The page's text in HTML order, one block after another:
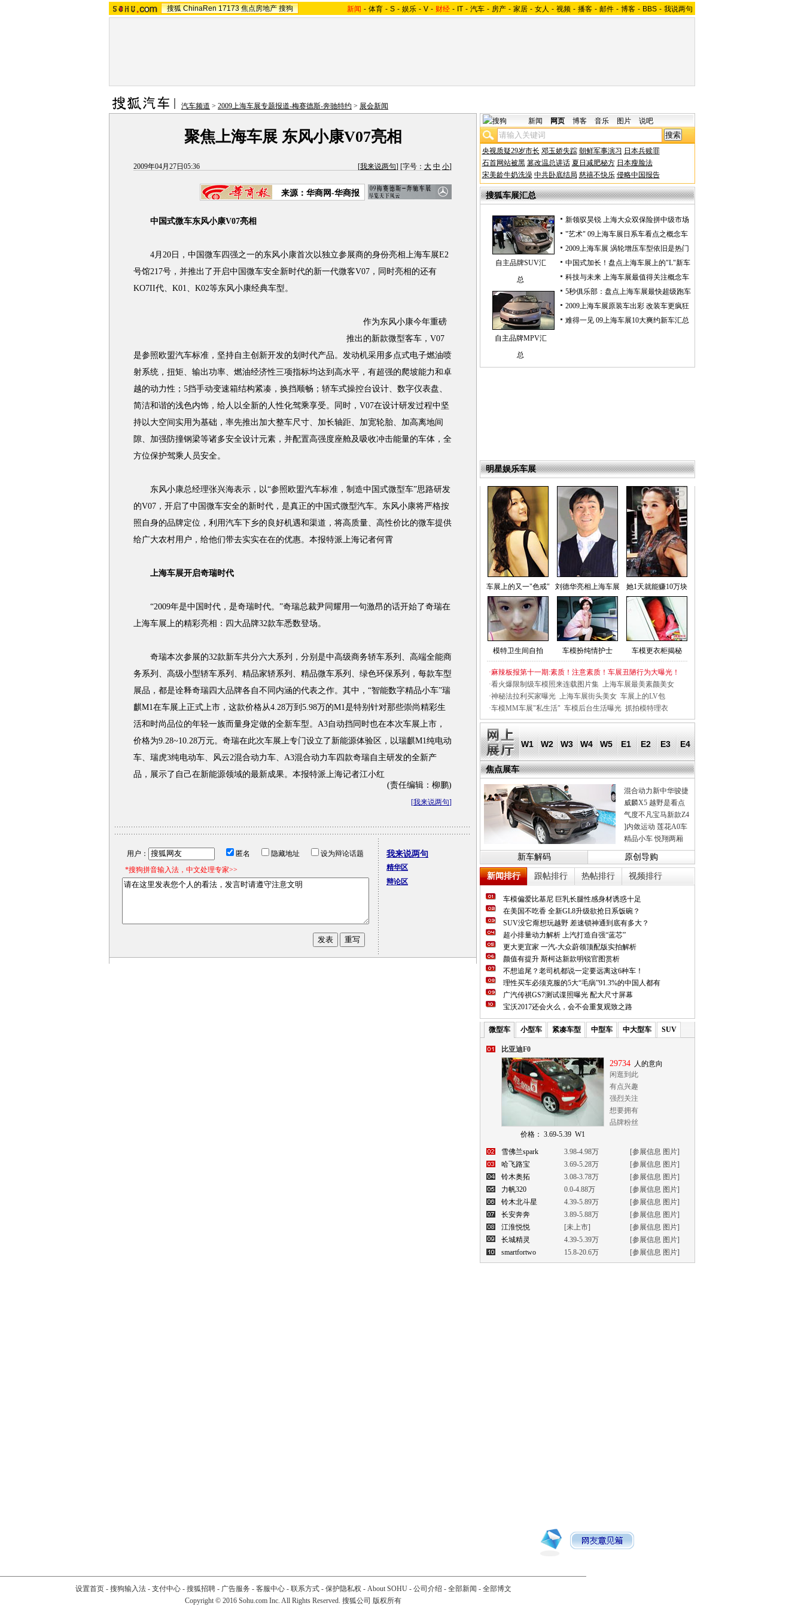
搜狐 ChinaRen 17173 焦点房地产 搜狗 新闻 - 体育 - S - 娱乐 - V - 财经 - IT - 汽车 - 房产 - 家居 - 女人 - 视频 - 播客 - 邮件 - 博客 - BBS - 我说两句
汽车频道 > 2009上海车展专题报道-梅赛德斯-奔驰特约 > 展会新闻
聚焦上海车展 东风小康V07亮相
2009年04月27日05:36 [我来说两句] [字号： 大 中 小]
来源：华商网-华商报
中国式微车东风小康V07亮相
4月20日，中国微车四强之一的东风小康首次以独立参展商的身份亮相上海车展E2
号馆217号，并推出了开启中国微车安全新时代的新一代微客V07，同时亮相的还有
KO7II代、K01、K02等东风小康经典车型。
作为东风小康今年重磅
推出的新款微型客车，V07
是参照欧盟汽车标准，坚持自主创新开发的划时代产品。发动机采用多点式电子燃油喷
射系统，扭矩、输出功率、燃油经济性三项指标均达到高水平，有超强的爬坡能力和卓
越的动力性；5挡手动变速箱结构紧凑，换挡顺畅；轿车式操控台设计、数字仪表盘、
简洁和谐的浅色内饰，给人以全新的人性化驾乘享受。同时，V07在设计研发过程中坚
持以大空间实用为基础，率先推出加大整车尺寸、加长轴距、加宽轮胎、加高离地间
隙、加强防撞钢梁等诸多安全设计元素，并配置高强度座舱及吸收冲击能量的车体，全
方位保护驾乘人员安全。
东风小康总经理张兴海表示，以“参照欧盟汽车标准，制造中国式微型车”思路研发
的V07，开启了中国微车安全的新时代，是真正的中国式微型汽车。东风小康将严格按
照自身的品牌定位，利用汽车下乡的良好机遇和渠道，将高质量、高性价比的微车提供
给广大农村用户，给他们带去实实在在的优惠。本报特派上海记者何霄
上海车展开启奇瑞时代
“2009年是中国时代，是奇瑞时代。”奇瑞总裁尹同耀用一句激昂的话开始了奇瑞在
上海车展上的精彩亮相：四大品牌32款车悉数登场。
奇瑞本次参展的32款新车共分六大系列，分别是中高级商务轿车系列、高端全能商
务系列、高级小型轿车系列、精品家轿系列、精品微车系列、绿色环保系列，每款车型
展品，都是诠释奇瑞四大品牌各自不同内涵的代表之作。其中，“智能数字精品小车”瑞
麒M1在车展上正式上市，这款价格从4.28万到5.98万的M1是特别针对那些崇尚精彩生
活和时尚品位的年轻一族而量身定做的全新车型。A3自动挡同时也在本次车展上市，
价格为9.28~10.28万元。奇瑞在此次车展上专门设立了新能源体验区，以瑞麒M1纯电动
车、瑞虎3纯电动车、风云2混合动力车、A3混合动力车四款奇瑞自主研发的全新产
品，展示了自己在新能源领域的最新成果。本报特派上海记者江小红
(责任编辑：柳鹏)
[我来说两句]
用户： 匿名 隐藏地址
设为辩论话题
*搜狗拼音输入法，中文处理专家>>
我来说两句
精华区
辩论区
新闻 网页 博客 音乐 图片 说吧
央视质疑29岁市长 邓玉娇失踪 朝鲜军事演习 日本兵赎罪
石首网站被黑 篡改温总讲话 夏日减肥秘方 日本瘦脸法
宋美龄牛奶洗澡 中共卧底结局 慈禧不快乐 侵略中国报告
搜狐车展汇总
自主品牌SUV汇
总
自主品牌MPV汇
总
新领驭昊锐 上海大众双保险拼中级市场
"艺术" 09上海车展日系车看点之概念车
2009上海车展 涡轮增压车型依旧是热门
中国式加长！盘点上海车展上的"L"新车
科技与未来 上海车展最值得关注概念车
5秒俱乐部：盘点上海车展最快超级跑车
2009上海车展原装车出彩 改装车更疯狂
难得一见 09上海车展10大爽约新车汇总
明星娱乐车展
车展上的又一"色戒" 刘德华亮相上海车展 她1天就能赚10万块
模特卫生间自拍 车模扮纯情护士 车模更衣柜揭秘
·麻辣板报第十一期:素质！注意素质！车展丑陋行为大曝光！
·看火爆限制级车模照来连载图片集 上海车展最美素颜美女
·神秘法拉利买家曝光 上海车展街头美女 车展上的LV包
·车模MM车展"私生活" 车模后台生活曝光 抓拍模特理衣
W1 W2 W3 W4 W5 E1 E2 E3 E4
焦点展车
混合动力新中华骏捷
威麟X5 越野是看点
气度不凡宝马新款Z4
]内敛运动 莲花A0车
精品小车 悦翔两厢
新车解码 原创导购
新闻排行 跟帖排行 热帖排行 视频排行
车模偏爱比基尼 巨乳长腿性感身材诱惑十足
在美国不吃香 全新GL8升级欲抢日系饭碗？
SUV没它甭想玩越野 差速锁神通到底有多大？
超小排量动力解析 上汽打造自强“蓝芯”
更大更宜家 一汽-大众蔚领顶配版实拍解析
颜值有提升 斯柯达新款明锐官图赏析
不想追尾？老司机都说一定要远离这6种车！
理性买车必须克服的5大“毛病”91.3%的中国人都有
广汽传祺GS7测试谍照曝光 配大尺寸屏幕
宝沃2017还会火么，会不会重复观致之路
微型车 小型车 紧凑车型 中型车 中大型车 SUV
比亚迪F0
价格： 3.69-5.39 W1
29734 人的意向
闲逛到此
有点兴趣
强烈关注
想要拥有
品牌粉丝
雪佛兰spark 3.98-4.98万 [参展信息 图片]
哈飞路宝
3.69-5.28万 [参展信息 图片]
铃木奥拓
3.08-3.78万 [参展信息 图片]
力帆320
0.0-4.88万 [参展信息 图片]
铃木北斗星
4.39-5.89万 [参展信息 图片]
长安奔奔
3.89-5.88万 [参展信息 图片]
江淮悦悦
[未上市] [参展信息 图片]
长城精灵
4.39-5.39万 [参展信息 图片]
smartfortwo
15.8-20.6万 [参展信息 图片]
设置首页- 搜狗输入法- 支付中心- 搜狐招聘- 广告服务 - 客服中心- 联系方式- 保护隐私权 - About SOHU- 公司介绍 - 全部新闻 - 全部博文
Copyright © 2016 Sohu.com Inc. All Rights Reserved. 搜狐公司 版权所有